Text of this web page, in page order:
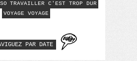
TRAVAILLER C'EST TROP DUR
VOYAGE VOYAGE
PAR DATE